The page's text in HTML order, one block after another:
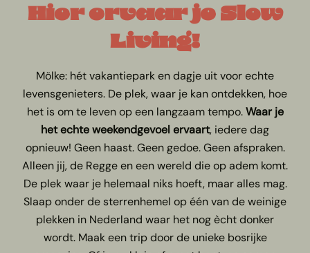
Hier ervaar je Slow
Living!
Mölke: hét vakantiepark en dagje uit voor echte
levensgenieters. De plek, waar je kan ontdekken, hoe
het is om te leven op een langzaam tempo.Waar je
het echte weekendgevoel ervaart, iedere dag
opnieuw! Geen haast. Geen gedoe. Geen afspraken.
Alleen jij, de Regge en een wereld die op adem komt.
De plek waar je helemaal niks hoeft, maar alles mag.
Slaap onder de sterrenhemel op één van de weinige
plekken in Nederland waar het nog ècht donker
wordt. Maak een trip door de unieke bosrijke